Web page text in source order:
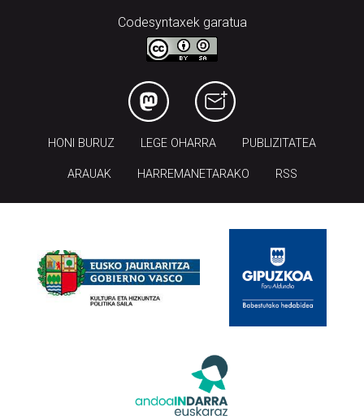
Codesyntaxek garatua
HONI BURUZ LEGE OHARRA PUBLIZITATEA
ARAUAK HARREMANETARAKO RSS